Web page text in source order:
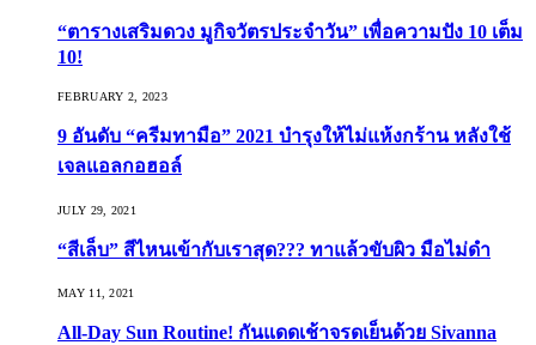
“ตารางเสริมดวง มูกิจวัตรประจำวัน” เพื่อความปัง 10 เต็ม
10!
FEBRUARY 2, 2023
9 อันดับ “ครีมทามือ” 2021 บำรุงให้ไม่แห้งกร้าน หลังใช้
เจลแอลกอฮอล์
JULY 29, 2021
“สีเล็บ” สีไหนเข้ากับเราสุด??? ทาแล้วขับผิว มือไม่ดำ
MAY 11, 2021
All-Day Sun Routine! กันแดดเช้าจรดเย็นด้วย Sivanna